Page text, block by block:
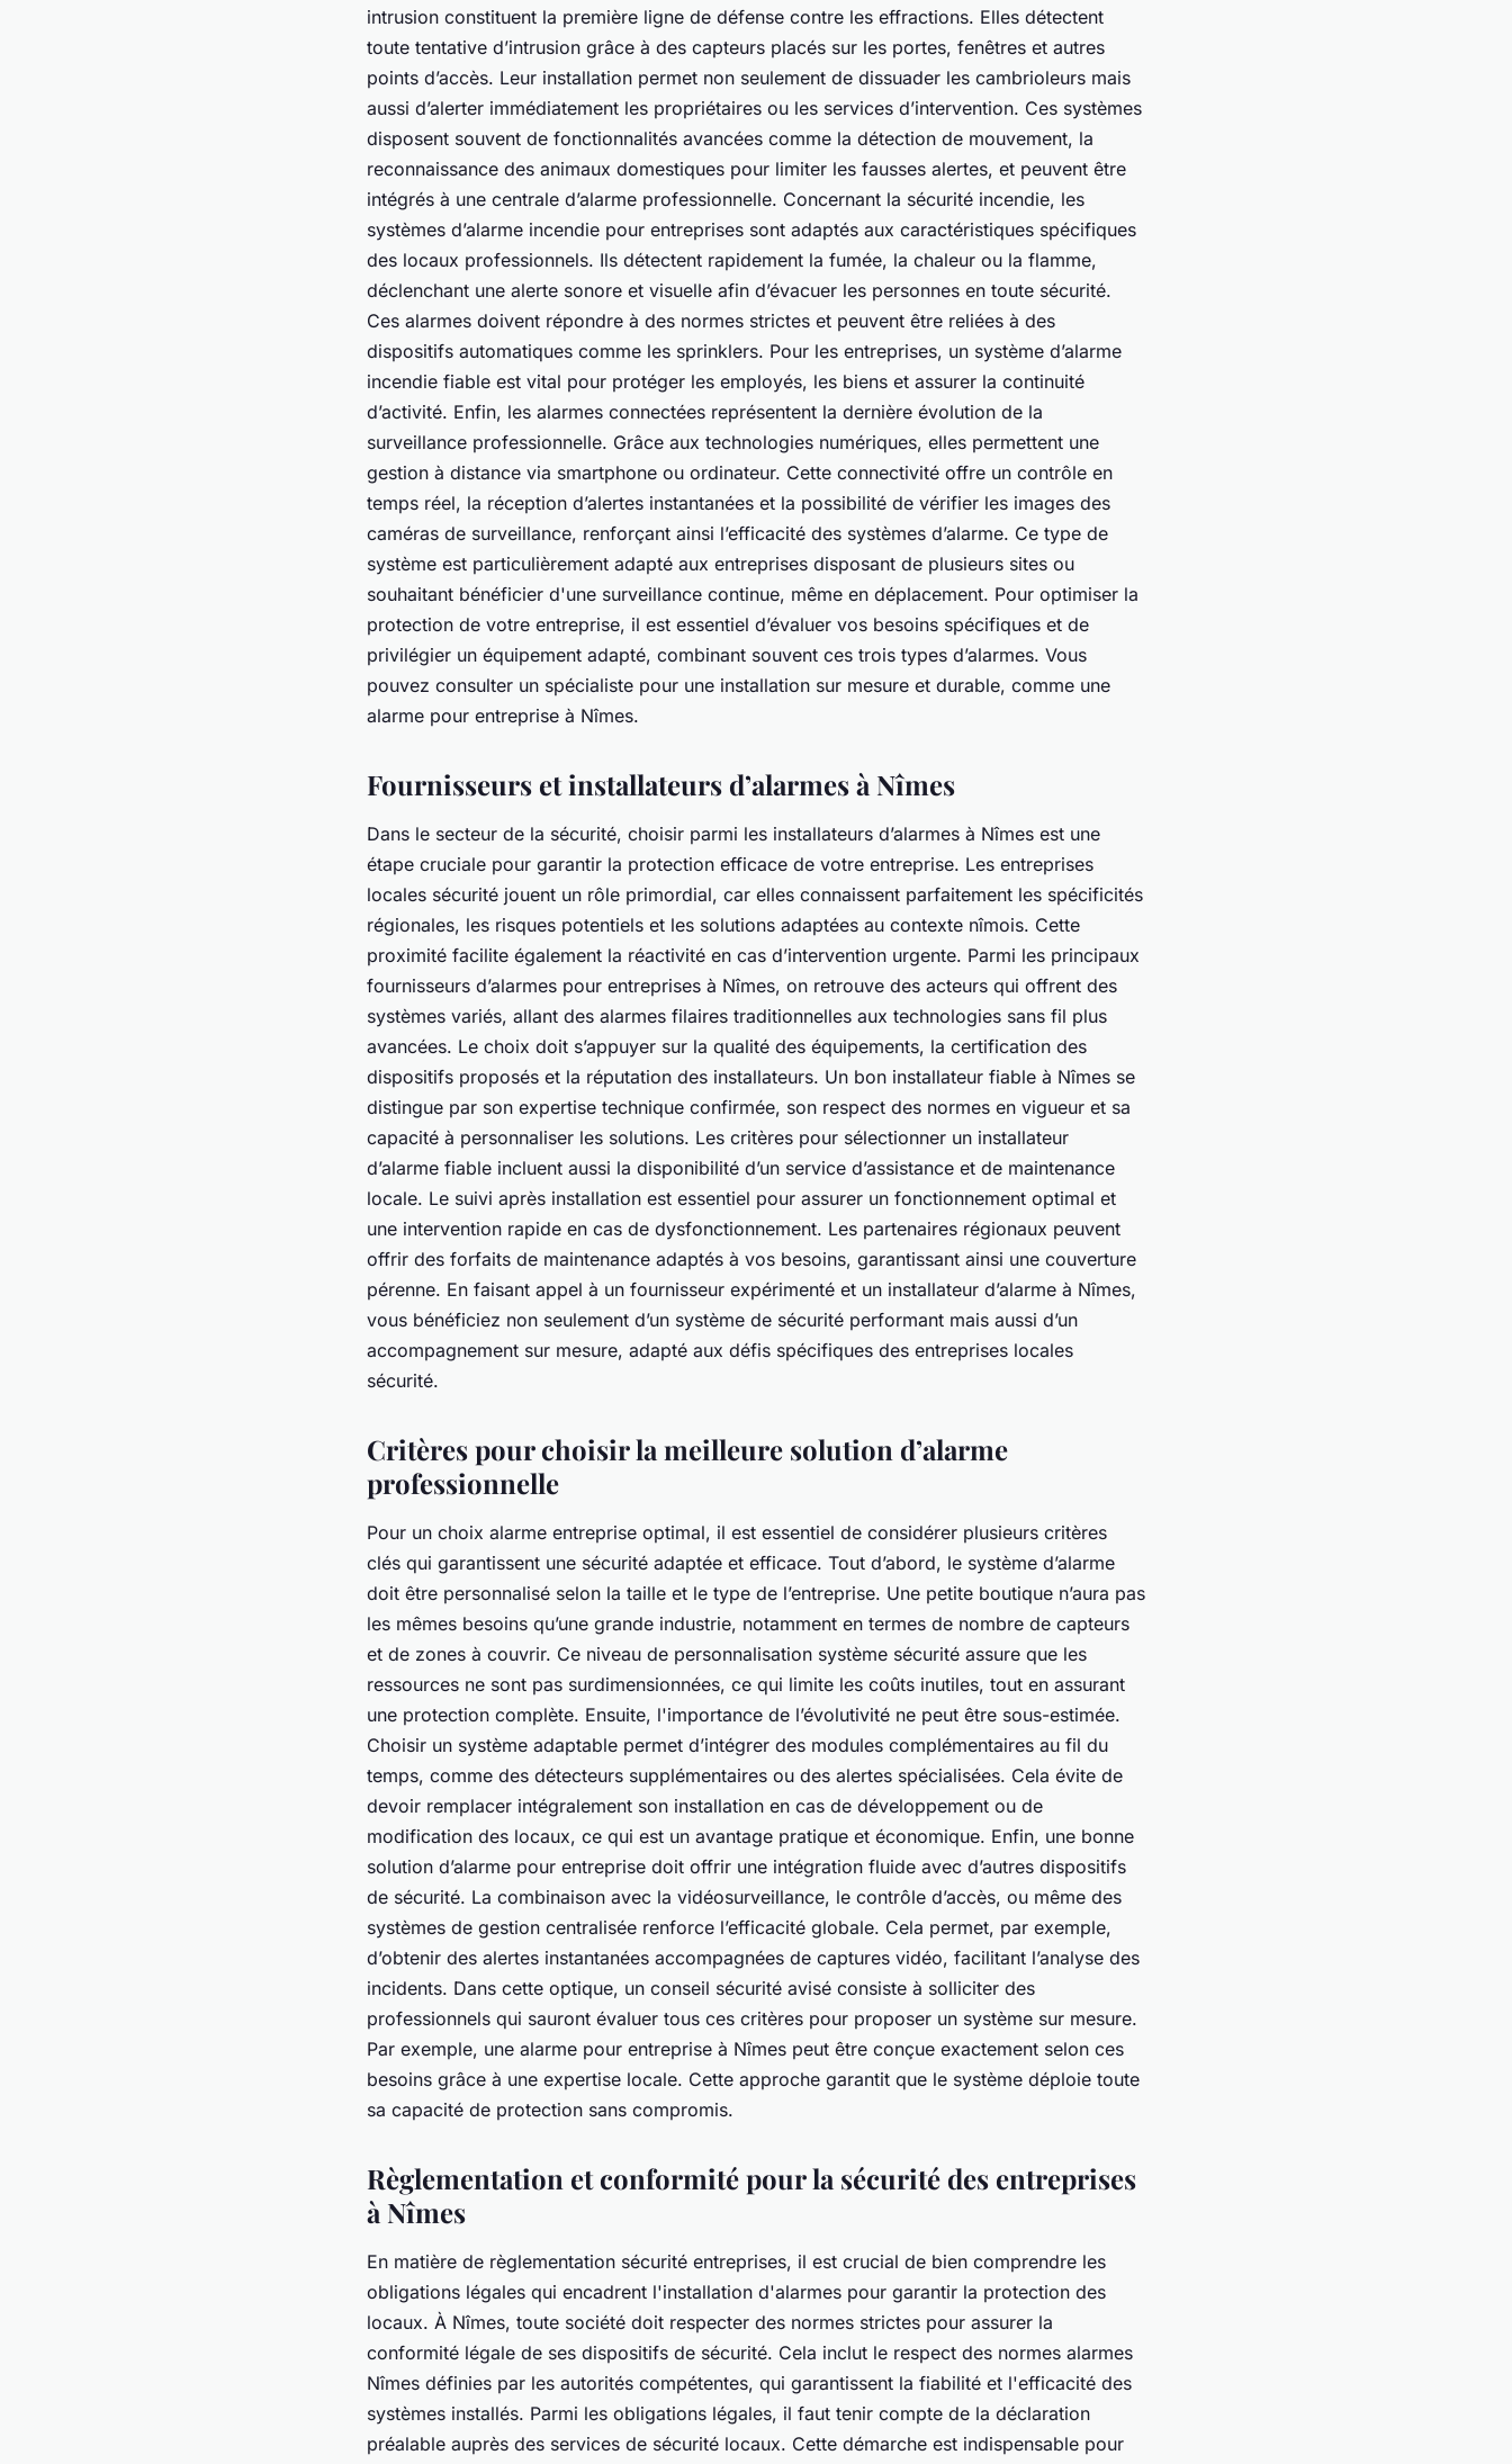
intrusion constituent la première ligne de défense contre les effractions. Elles détectent
toute tentative d’intrusion grâce à des capteurs placés sur les portes, fenêtres et autres
points d’accès. Leur installation permet non seulement de dissuader les cambrioleurs mais
aussi d’alerter immédiatement les propriétaires ou les services d’intervention. Ces systèmes
disposent souvent de fonctionnalités avancées comme la détection de mouvement, la
reconnaissance des animaux domestiques pour limiter les fausses alertes, et peuvent être
intégrés à une centrale d’alarme professionnelle. Concernant la sécurité incendie, les
systèmes d’alarme incendie pour entreprises sont adaptés aux caractéristiques spécifiques
des locaux professionnels. Ils détectent rapidement la fumée, la chaleur ou la flamme,
déclenchant une alerte sonore et visuelle afin d’évacuer les personnes en toute sécurité.
Ces alarmes doivent répondre à des normes strictes et peuvent être reliées à des
dispositifs automatiques comme les sprinklers. Pour les entreprises, un système d’alarme
incendie fiable est vital pour protéger les employés, les biens et assurer la continuité
d’activité. Enfin, les alarmes connectées représentent la dernière évolution de la
surveillance professionnelle. Grâce aux technologies numériques, elles permettent une
gestion à distance via smartphone ou ordinateur. Cette connectivité offre un contrôle en
temps réel, la réception d’alertes instantanées et la possibilité de vérifier les images des
caméras de surveillance, renforçant ainsi l’efficacité des systèmes d’alarme. Ce type de
système est particulièrement adapté aux entreprises disposant de plusieurs sites ou
souhaitant bénéficier d'une surveillance continue, même en déplacement. Pour optimiser la
protection de votre entreprise, il est essentiel d’évaluer vos besoins spécifiques et de
privilégier un équipement adapté, combinant souvent ces trois types d’alarmes. Vous
pouvez consulter un spécialiste pour une installation sur mesure et durable, comme une
alarme pour entreprise à Nîmes.
Fournisseurs et installateurs d’alarmes à Nîmes
Dans le secteur de la sécurité, choisir parmi les installateurs d’alarmes à Nîmes est une
étape cruciale pour garantir la protection efficace de votre entreprise. Les entreprises
locales sécurité jouent un rôle primordial, car elles connaissent parfaitement les spécificités
régionales, les risques potentiels et les solutions adaptées au contexte nîmois. Cette
proximité facilite également la réactivité en cas d’intervention urgente. Parmi les principaux
fournisseurs d’alarmes pour entreprises à Nîmes, on retrouve des acteurs qui offrent des
systèmes variés, allant des alarmes filaires traditionnelles aux technologies sans fil plus
avancées. Le choix doit s’appuyer sur la qualité des équipements, la certification des
dispositifs proposés et la réputation des installateurs. Un bon installateur fiable à Nîmes se
distingue par son expertise technique confirmée, son respect des normes en vigueur et sa
capacité à personnaliser les solutions. Les critères pour sélectionner un installateur
d’alarme fiable incluent aussi la disponibilité d’un service d’assistance et de maintenance
locale. Le suivi après installation est essentiel pour assurer un fonctionnement optimal et
une intervention rapide en cas de dysfonctionnement. Les partenaires régionaux peuvent
offrir des forfaits de maintenance adaptés à vos besoins, garantissant ainsi une couverture
pérenne. En faisant appel à un fournisseur expérimenté et un installateur d’alarme à Nîmes,
vous bénéficiez non seulement d’un système de sécurité performant mais aussi d’un
accompagnement sur mesure, adapté aux défis spécifiques des entreprises locales
sécurité.
Critères pour choisir la meilleure solution d’alarme
professionnelle
Pour un choix alarme entreprise optimal, il est essentiel de considérer plusieurs critères
clés qui garantissent une sécurité adaptée et efficace. Tout d’abord, le système d’alarme
doit être personnalisé selon la taille et le type de l’entreprise. Une petite boutique n’aura pas
les mêmes besoins qu’une grande industrie, notamment en termes de nombre de capteurs
et de zones à couvrir. Ce niveau de personnalisation système sécurité assure que les
ressources ne sont pas surdimensionnées, ce qui limite les coûts inutiles, tout en assurant
une protection complète. Ensuite, l'importance de l’évolutivité ne peut être sous-estimée.
Choisir un système adaptable permet d’intégrer des modules complémentaires au fil du
temps, comme des détecteurs supplémentaires ou des alertes spécialisées. Cela évite de
devoir remplacer intégralement son installation en cas de développement ou de
modification des locaux, ce qui est un avantage pratique et économique. Enfin, une bonne
solution d’alarme pour entreprise doit offrir une intégration fluide avec d’autres dispositifs
de sécurité. La combinaison avec la vidéosurveillance, le contrôle d’accès, ou même des
systèmes de gestion centralisée renforce l’efficacité globale. Cela permet, par exemple,
d’obtenir des alertes instantanées accompagnées de captures vidéo, facilitant l’analyse des
incidents. Dans cette optique, un conseil sécurité avisé consiste à solliciter des
professionnels qui sauront évaluer tous ces critères pour proposer un système sur mesure.
Par exemple, une alarme pour entreprise à Nîmes peut être conçue exactement selon ces
besoins grâce à une expertise locale. Cette approche garantit que le système déploie toute
sa capacité de protection sans compromis.
Règlementation et conformité pour la sécurité des entreprises
à Nîmes
En matière de règlementation sécurité entreprises, il est crucial de bien comprendre les
obligations légales qui encadrent l'installation d'alarmes pour garantir la protection des
locaux. À Nîmes, toute société doit respecter des normes strictes pour assurer la
conformité légale de ses dispositifs de sécurité. Cela inclut le respect des normes alarmes
Nîmes définies par les autorités compétentes, qui garantissent la fiabilité et l'efficacité des
systèmes installés. Parmi les obligations légales, il faut tenir compte de la déclaration
préalable auprès des services de sécurité locaux. Cette démarche est indispensable pour